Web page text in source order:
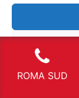
deve
Questi
offrono il
Controlli
sopportare
ROMA SUD